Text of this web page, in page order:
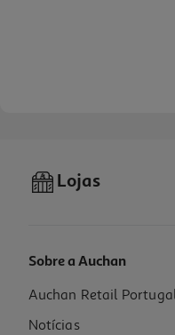
Ipad Apple 11 Wifi+cellular
1069.99 €/un
Lojas
Sobre a Auchan
Auchan Retail
Notícias